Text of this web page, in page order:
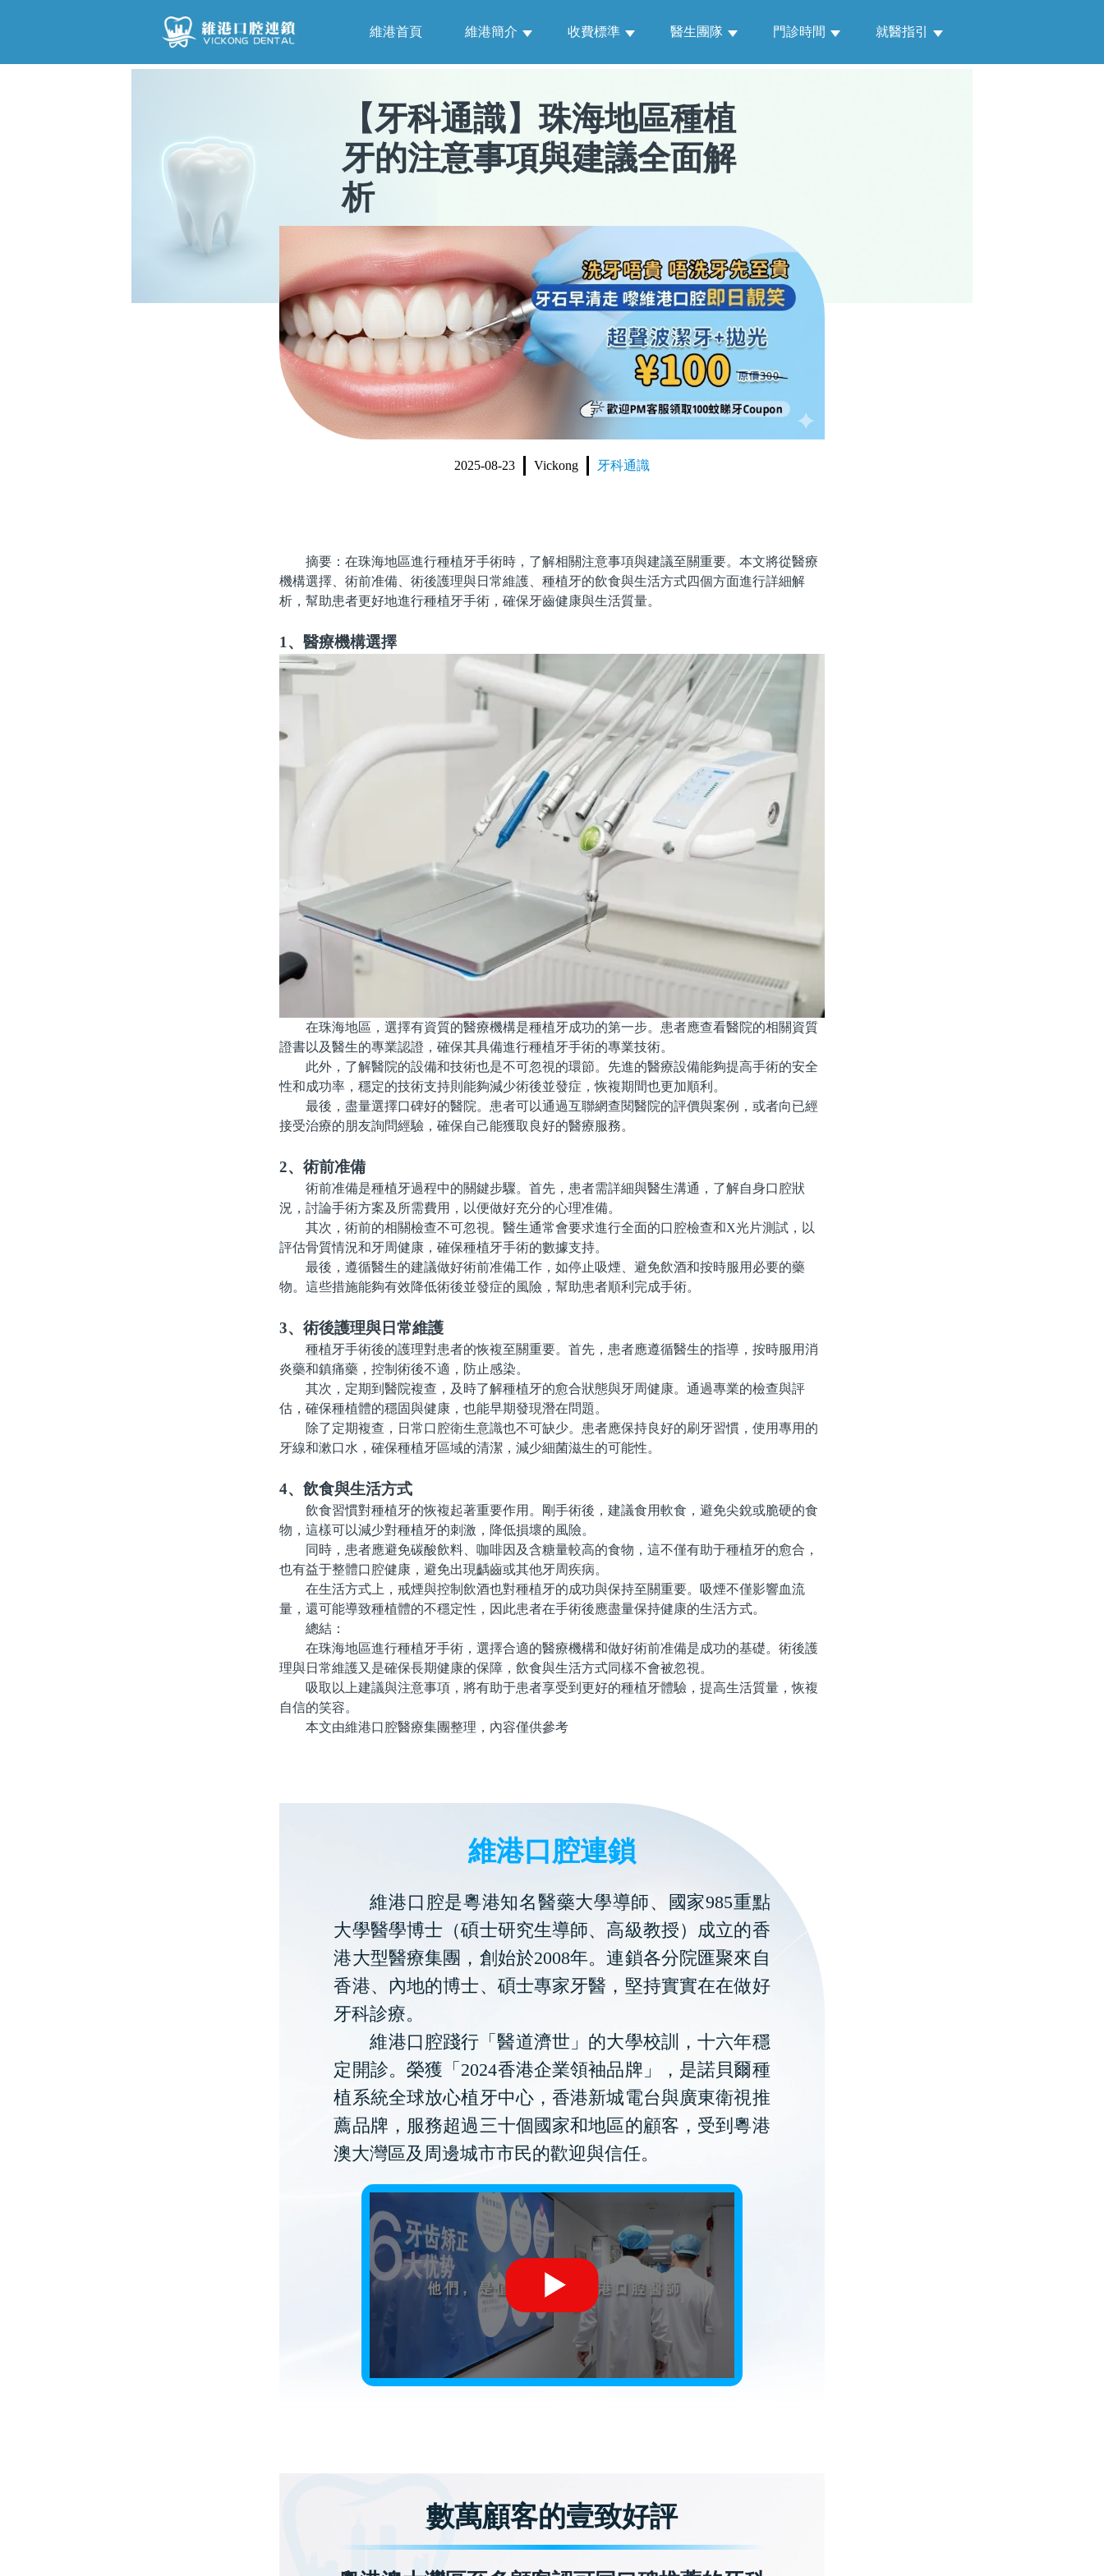
維港首頁 維港簡介 收費標準 醫生團隊 門診時間 就醫指引
【牙科通識】珠海地區種植
牙的注意事項與建議全面解
析
2025-08-23 Vickong 牙科通識
摘要：在珠海地區進行種植牙手術時，了解相關注意事項與建議至關重要。本文將從醫療
機構選擇、術前准備、術後護理與日常維護、種植牙的飲食與生活方式四個方面進行詳細解
析，幫助患者更好地進行種植牙手術，確保牙齒健康與生活質量。
1、醫療機構選擇
在珠海地區，選擇有資質的醫療機構是種植牙成功的第一步。患者應查看醫院的相關資質
證書以及醫生的專業認證，確保其具備進行種植牙手術的專業技術。
此外，了解醫院的設備和技術也是不可忽視的環節。先進的醫療設備能夠提高手術的安全
性和成功率，穩定的技術支持則能夠減少術後並發症，恢複期間也更加順利。
最後，盡量選擇口碑好的醫院。患者可以通過互聯網查閱醫院的評價與案例，或者向已經
接受治療的朋友詢問經驗，確保自己能獲取良好的醫療服務。
2、術前准備
術前准備是種植牙過程中的關鍵步驟。首先，患者需詳細與醫生溝通，了解自身口腔狀
況，討論手術方案及所需費用，以便做好充分的心理准備。
其次，術前的相關檢查不可忽視。醫生通常會要求進行全面的口腔檢查和X光片測試，以
評估骨質情況和牙周健康，確保種植牙手術的數據支持。
最後，遵循醫生的建議做好術前准備工作，如停止吸煙、避免飲酒和按時服用必要的藥
物。這些措施能夠有效降低術後並發症的風險，幫助患者順利完成手術。
3、術後護理與日常維護
種植牙手術後的護理對患者的恢複至關重要。首先，患者應遵循醫生的指導，按時服用消
炎藥和鎮痛藥，控制術後不適，防止感染。
其次，定期到醫院複查，及時了解種植牙的愈合狀態與牙周健康。通過專業的檢查與評
估，確保種植體的穩固與健康，也能早期發現潛在問題。
除了定期複查，日常口腔衛生意識也不可缺少。患者應保持良好的刷牙習慣，使用專用的
牙線和漱口水，確保種植牙區域的清潔，減少細菌滋生的可能性。
4、飲食與生活方式
飲食習慣對種植牙的恢複起著重要作用。剛手術後，建議食用軟食，避免尖銳或脆硬的食
物，這樣可以減少對種植牙的刺激，降低損壞的風險。
同時，患者應避免碳酸飲料、咖啡因及含糖量較高的食物，這不僅有助于種植牙的愈合，
也有益于整體口腔健康，避免出現齲齒或其他牙周疾病。
在生活方式上，戒煙與控制飲酒也對種植牙的成功與保持至關重要。吸煙不僅影響血流
量，還可能導致種植體的不穩定性，因此患者在手術後應盡量保持健康的生活方式。
總結：
在珠海地區進行種植牙手術，選擇合適的醫療機構和做好術前准備是成功的基礎。術後護
理與日常維護又是確保長期健康的保障，飲食與生活方式同樣不會被忽視。
吸取以上建議與注意事項，將有助于患者享受到更好的種植牙體驗，提高生活質量，恢複
自信的笑容。
本文由維港口腔醫療集團整理，內容僅供參考
維港口腔連鎖
維港口腔是粵港知名醫藥大學導師、國家985重點
大學醫學博士（碩士研究生導師、高級教授）成立的香
港大型醫療集團，創始於2008年。連鎖各分院匯聚來自
香港、內地的博士、碩士專家牙醫，堅持實實在在做好
牙科診療。
維港口腔踐行「醫道濟世」的大學校訓，十六年穩
定開診。榮獲「2024香港企業領袖品牌」，是諾貝爾種
植系統全球放心植牙中心，香港新城電台與廣東衛視推
薦品牌，服務超過三十個國家和地區的顧客，受到粵港
澳大灣區及周邊城市市民的歡迎與信任。
數萬顧客的壹致好評